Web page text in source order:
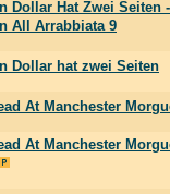
Dollar Hat Zwei Seiten
All Arrabbiata 9
Dollar hat zwei Seiten
At Manchester
At Manchester